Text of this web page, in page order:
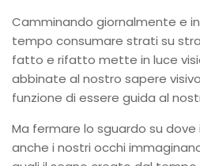
Camminando giornalmente e
tempo consumare strati su
fatto e rifatto mette in luce
abbinate al nostro sapere
funzione di essere guida al
Ma fermare lo sguardo su
anche i nostri occhi